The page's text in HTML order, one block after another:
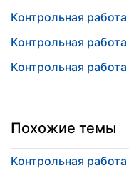
Контрольная
Контрольная
Контрольная
Похожие темы
Контрольная